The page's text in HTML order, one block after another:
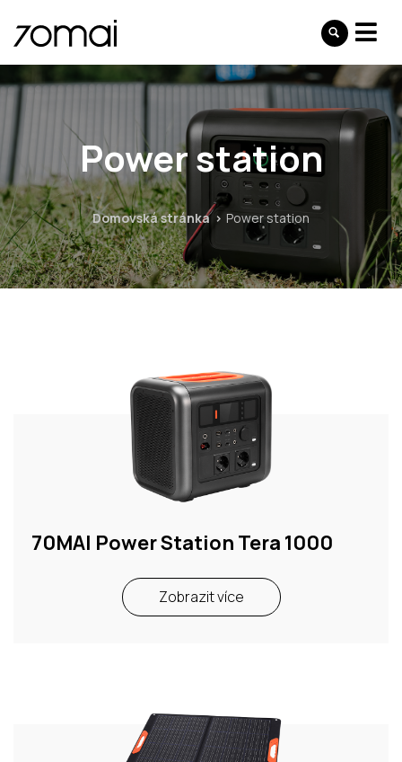
Power station
Domovská stránka Power station
70MAI Power Station Tera 1000
Zobrazit více